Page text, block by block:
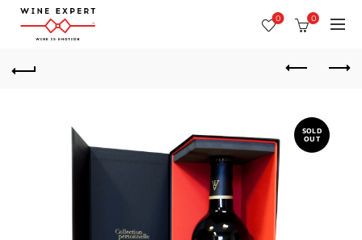
0 0
SOLD
OUT